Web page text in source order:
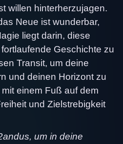
willen hinterherzujagen.
Neue ist wunderbar,
liegt darin, diese
Geschichte zu
Transit, um deine
und deinen Horizont zu
einem Fuß auf dem
und Zielstrebigkeit
um in deine